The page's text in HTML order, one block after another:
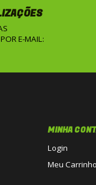
E-MAIL:
MINHA
Login
Meu Carrinho